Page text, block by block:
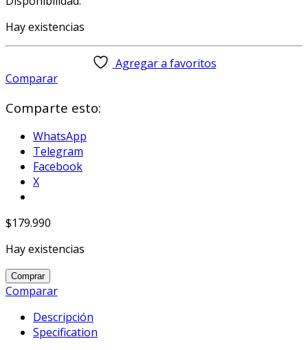
Hay existencias
Agregar a favoritos
Comparar
Comparte esto:
WhatsApp
Telegram
Facebook
X
$179.990
Hay existencias
TMNT
(Cartoon)
Giant
Comprar
Comparar
Descripción
Specification